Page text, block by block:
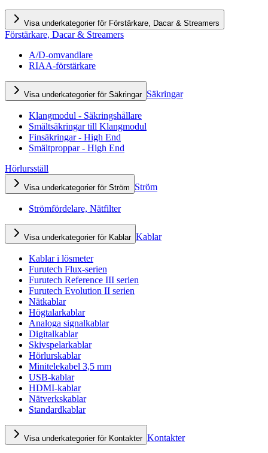
Visa underkategorier för Förstärkare, Dacar & Streamers
Förstärkare, Dacar & Streamers
A/D-omvandlare
RIAA-förstärkare
Visa underkategorier för Säkringar Säkringar
Klangmodul - Säkringshållare
Smältsäkringar till Klangmodul
Finsäkringar - High End
Smältproppar - High End
Hörlursställ
Visa underkategorier för Ström Ström
Strömfördelare, Nätfilter
Visa underkategorier för Kablar Kablar
Kablar i lösmeter
Furutech Flux-serien
Furutech Reference III serien
Furutech Evolution II serien
Nätkablar
Högtalarkablar
Analoga signalkablar
Digitalkablar
Skivspelarkablar
Hörlurskablar
Minitelekabel 3,5 mm
USB-kablar
HDMI-kablar
Nätverkskablar
Standardkablar
Visa underkategorier för Kontakter Kontakter